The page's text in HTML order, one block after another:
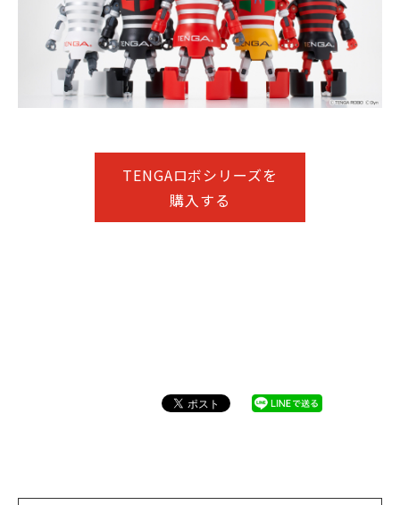
TENGAロボシリーズを
購入する